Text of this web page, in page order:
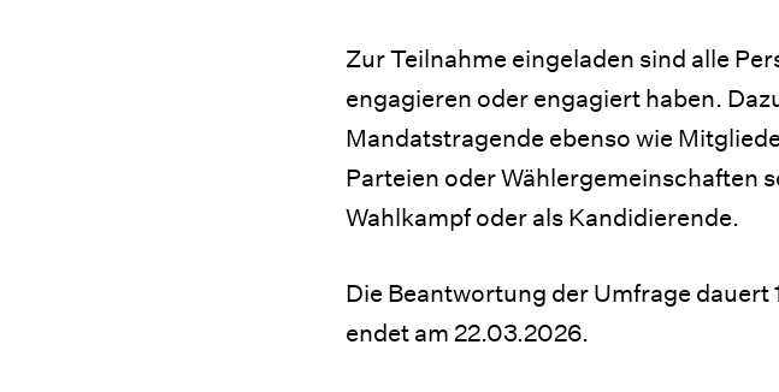
Zur Teilnahme eingeladen sind alle
engagieren oder engagiert haben.
Mandatstragende ebenso wie
Parteien oder Wählergemeinschaften
Wahlkampf oder als Kandidierende.
Die Beantwortung der Umfrage
endet am 22.03.2026.